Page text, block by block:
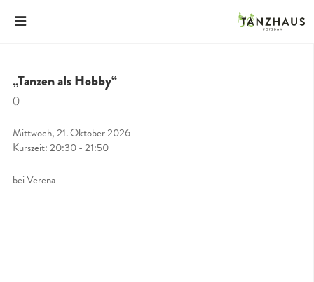
„Tanzen als Hobby“
()
Mittwoch, 21. Oktober 2026
Kurszeit: 20:30 - 21:50
bei Verena